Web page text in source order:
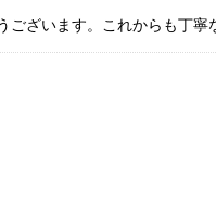
ございます。これからも丁